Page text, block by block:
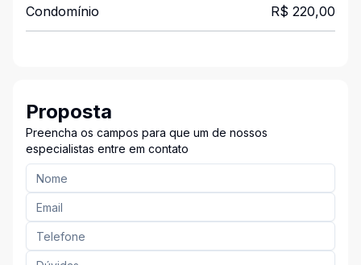
Condomínio R$ 220,00
Proposta
Preencha os campos para que um de nossos
especialistas entre em contato